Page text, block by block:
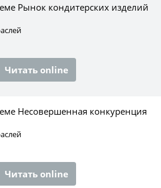
Рынок кондитерских изделий
Читать online
Несовершенная конкуренция
Читать online